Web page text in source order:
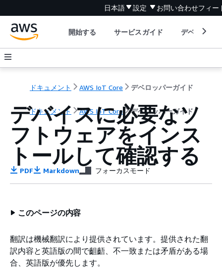
日本語 設定 お問い合わせフィー
開始する サービスガイド デベロッパ
ドキュメント AWS IoT Core デベロッパーガイド
ドキュメント AWS IoT Core デベロッパーガイド
デバイスに必要なソ
フトウェアをインス
トールして確認する
PDF Markdown フォーカスモード
このページの内容
翻訳は機械翻訳により提供されています。提供された翻
訳内容と英語版の間で齟齬、不一致または矛盾がある場
合、英語版が優先します。